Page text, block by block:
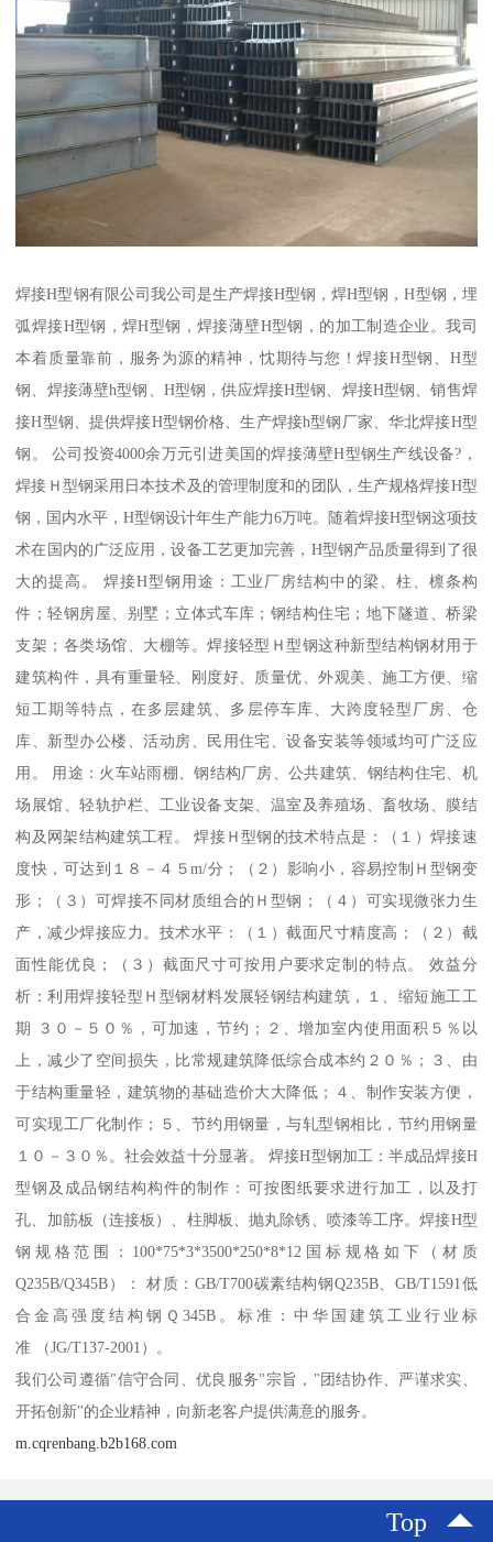
焊接H型钢有限公司我公司是生产焊接H型钢，焊H型钢，H型钢，埋
弧焊接H型钢，焊H型钢，焊接薄壁H型钢，的加工制造企业。我司
本着质量靠前，服务为源的精神，忱期待与您！焊接H型钢、H型
钢、焊接薄壁h型钢、H型钢，供应焊接H型钢、焊接H型钢、销售焊
接H型钢、提供焊接H型钢价格、生产焊接h型钢厂家、华北焊接H型
钢。 公司投资4000余万元引进美国的焊接薄壁H型钢生产线设备?，
焊接Ｈ型钢采用日本技术及的管理制度和的团队，生产规格焊接H型
钢，国内水平，H型钢设计年生产能力6万吨。随着焊接H型钢这项技
术在国内的广泛应用，设备工艺更加完善，H型钢产品质量得到了很
大的提高。 焊接H型钢用途：工业厂房结构中的梁、柱、檩条构
件；轻钢房屋、别墅；立体式车库；钢结构住宅；地下隧道、桥梁
支架；各类场馆、大棚等。焊接轻型Ｈ型钢这种新型结构钢材用于
建筑构件，具有重量轻、刚度好、质量优、外观美、施工方便、缩
短工期等特点，在多层建筑、多层停车库、大跨度轻型厂房、仓
库、新型办公楼、活动房、民用住宅、设备安装等领域均可广泛应
用。 用途：火车站雨棚、钢结构厂房、公共建筑、钢结构住宅、机
场展馆、轻轨护栏、工业设备支架、温室及养殖场、畜牧场、膜结
构及网架结构建筑工程。 焊接Ｈ型钢的技术特点是：（１）焊接速
度快，可达到１８－４５m/分；（２）影响小，容易控制Ｈ型钢变
形；（３）可焊接不同材质组合的Ｈ型钢；（４）可实现微张力生
产，减少焊接应力。技术水平：（１）截面尺寸精度高；（２）截
面性能优良；（３）截面尺寸可按用户要求定制的特点。 效益分
析：利用焊接轻型Ｈ型钢材料发展轻钢结构建筑，１、缩短施工工
期 ３０－５０％，可加速，节约；２、增加室内使用面积５％以
上，减少了空间损失，比常规建筑降低综合成本约２０％；３、由
于结构重量轻，建筑物的基础造价大大降低；４、制作安装方便，
可实现工厂化制作；５、节约用钢量，与轧型钢相比，节约用钢量
１０－３０％。社会效益十分显著。 焊接H型钢加工：半成品焊接H
型钢及成品钢结构构件的制作：可按图纸要求进行加工，以及打
孔、加筋板（连接板）、柱脚板、抛丸除锈、喷漆等工序。焊接H型
钢规格范围：100*75*3*3500*250*8*12国标规格如下（材质
Q235B/Q345B）： 材质：GB/T700碳素结构钢Q235B、GB/T1591低
合金高强度结构钢Ｑ345B。标准：中华国建筑工业行业标
准 （JG/T137-2001）。
我们公司遵循"信守合同、优良服务"宗旨，"团结协作、严谨求实、
开拓创新"的企业精神，向新老客户提供满意的服务。
m.cqrenbang.b2b168.com
Top